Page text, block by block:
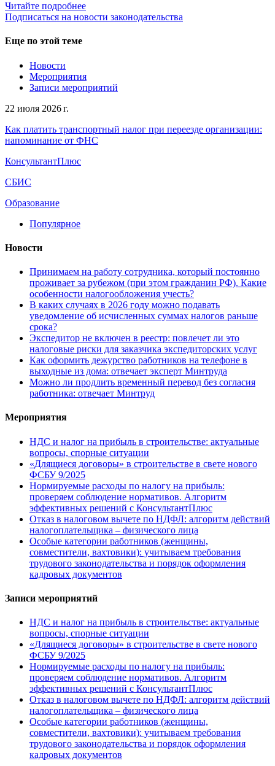
Читайте подробнее
Подписаться на новости законодательства
Еще по этой теме
Новости
Мероприятия
Записи мероприятий
22 июля 2026 г.
Как платить транспортный налог при переезде организации:
напоминание от ФНС
КонсультантПлюс
СБИС
Образование
Популярное
Новости
Принимаем на работу сотрудника, который постоянно
проживает за рубежом (при этом гражданин РФ). Какие
особенности налогообложения учесть?
В каких случаях в 2026 году можно подавать
уведомление об исчисленных суммах налогов раньше
срока?
Экспедитор не включен в реестр: повлечет ли это
налоговые риски для заказчика экспедиторских услуг
Как оформить дежурство работников на телефоне в
выходные из дома: отвечает эксперт Минтруда
Можно ли продлить временный перевод без согласия
работника: отвечает Минтруд
Мероприятия
НДС и налог на прибыль в строительстве: актуальные
вопросы, спорные ситуации
«Длящиеся договоры» в строительстве в свете нового
ФСБУ 9/2025
Нормируемые расходы по налогу на прибыль:
проверяем соблюдение нормативов. Алгоритм
эффективных решений с КонсультантПлюс
Отказ в налоговом вычете по НДФЛ: алгоритм действий
налогоплательщика – физического лица
Особые категории работников (женщины,
совместители, вахтовики): учитываем требования
трудового законодательства и порядок оформления
кадровых документов
Записи мероприятий
НДС и налог на прибыль в строительстве: актуальные
вопросы, спорные ситуации
«Длящиеся договоры» в строительстве в свете нового
ФСБУ 9/2025
Нормируемые расходы по налогу на прибыль:
проверяем соблюдение нормативов. Алгоритм
эффективных решений с КонсультантПлюс
Отказ в налоговом вычете по НДФЛ: алгоритм действий
налогоплательщика – физического лица
Особые категории работников (женщины,
совместители, вахтовики): учитываем требования
трудового законодательства и порядок оформления
кадровых документов